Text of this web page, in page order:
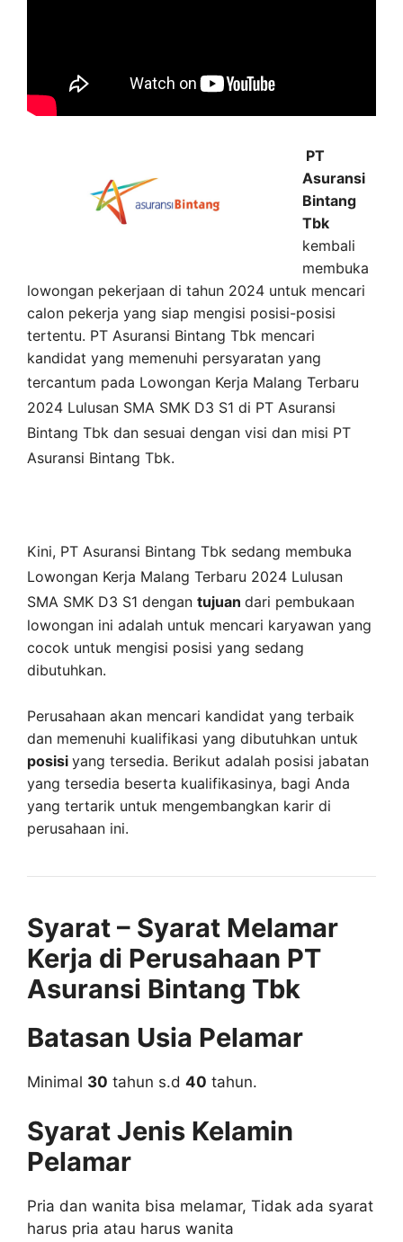
PT
Asuransi
Bintang
Tbk
kembali
membuka
lowongan pekerjaan di tahun 2024 untuk mencari
calon pekerja yang siap mengisi posisi-posisi
tertentu. PT Asuransi Bintang Tbk mencari
kandidat yang memenuhi persyaratan yang
tercantum pada Lowongan Kerja Malang Terbaru
2024 Lulusan SMA SMK D3 S1 di PT Asuransi
Bintang Tbk dan sesuai dengan visi dan misi PT
Asuransi Bintang Tbk.
Kini, PT Asuransi Bintang Tbk sedang membuka
Lowongan Kerja Malang Terbaru 2024 Lulusan
SMA SMK D3 S1 dengan tujuan dari pembukaan
lowongan ini adalah untuk mencari karyawan yang
cocok untuk mengisi posisi yang sedang
dibutuhkan.
Perusahaan akan mencari kandidat yang terbaik
dan memenuhi kualifikasi yang dibutuhkan untuk
posisi yang tersedia. Berikut adalah posisi jabatan
yang tersedia beserta kualifikasinya, bagi Anda
yang tertarik untuk mengembangkan karir di
perusahaan ini.
Syarat – Syarat Melamar
Kerja di Perusahaan PT
Asuransi Bintang Tbk
Batasan Usia Pelamar
Minimal 30 tahun s.d 40 tahun.
Syarat Jenis Kelamin
Pelamar
Pria dan wanita bisa melamar, Tidak ada syarat
harus pria atau harus wanita